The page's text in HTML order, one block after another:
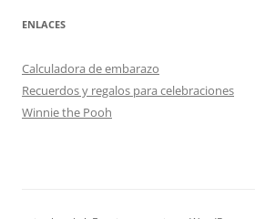
ENLACES
Calculadora de embarazo
Recuerdos y regalos para celebraciones
Winnie the Pooh